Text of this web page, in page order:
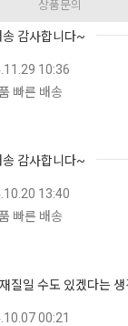
상품문의
감사합니다~
10:36
빠른 배송
감사합니다~
13:40
빠른 배송
질일 수도 있겠다는
00:21